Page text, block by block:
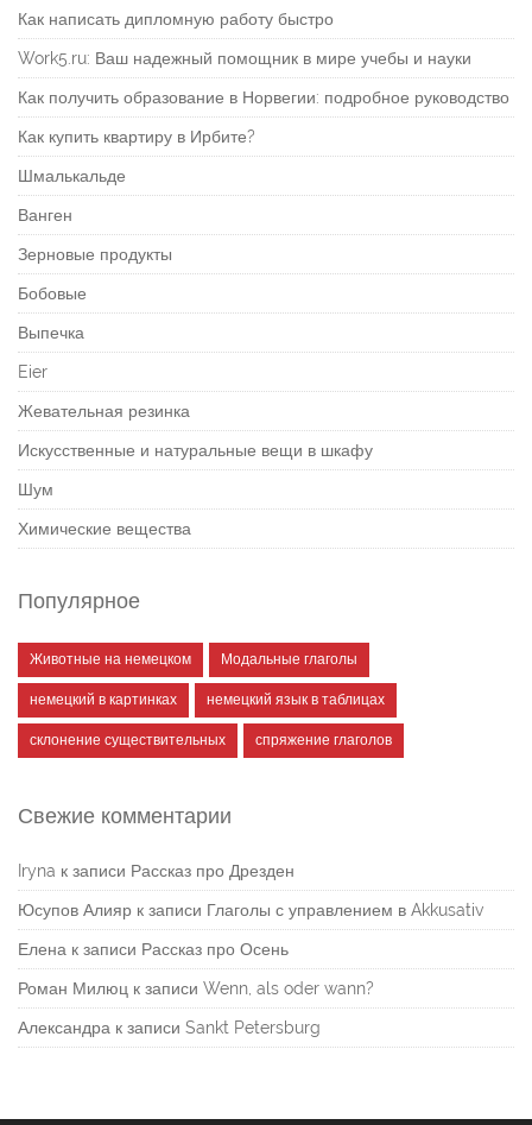
Как написать дипломную работу быстро
Work5.ru: Ваш надежный помощник в мире учебы и науки
Как получить образование в Норвегии: подробное руководство
Как купить квартиру в Ирбите?
Шмалькальде
Ванген
Зерновые продукты
Бобовые
Выпечка
Eier
Жевательная резинка
Искусственные и натуральные вещи в шкафу
Шум
Химические вещества
Популярное
Животные на немецком Модальные глаголы
немецкий в картинках немецкий язык в таблицах
склонение существительных спряжение глаголов
Свежие комментарии
Iryna к записи Рассказ про Дрезден
Юсупов Алияр к записи Глаголы с управлением в Akkusativ
Елена к записи Рассказ про Осень
Роман Милюц к записи Wenn, als oder wann?
Александра к записи Sankt Petersburg